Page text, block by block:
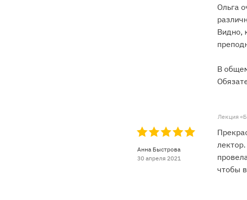
Ольга
Видно,
В
Лекция
Анна Быстрова
30 апреля 2021
чтобы